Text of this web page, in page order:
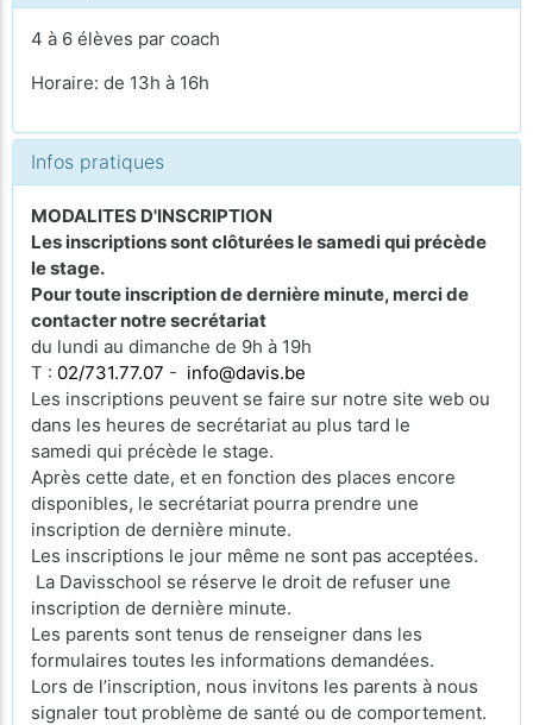
4 à 6 élèves par coach
Horaire: de 13h à 16h
Infos pratiques
MODALITES D'INSCRIPTION
Les inscriptions sont clôturées le samedi qui précède
le stage.
Pour toute inscription de dernière minute, merci de
contacter notre secrétariat
du lundi au dimanche de 9h à 19h
T : 02/731.77.07 - info@davis.be
Les inscriptions peuvent se faire sur notre site web ou
dans les heures de secrétariat au plus tard le
samedi qui précède le stage.
Après cette date, et en fonction des places encore
disponibles, le secrétariat pourra prendre une
inscription de dernière minute.
Les inscriptions le jour même ne sont pas acceptées.
La Davisschool se réserve le droit de refuser une
inscription de dernière minute.
Les parents sont tenus de renseigner dans les
formulaires toutes les informations demandées.
Lors de l’inscription, nous invitons les parents à nous
signaler tout problème de santé ou de comportement.